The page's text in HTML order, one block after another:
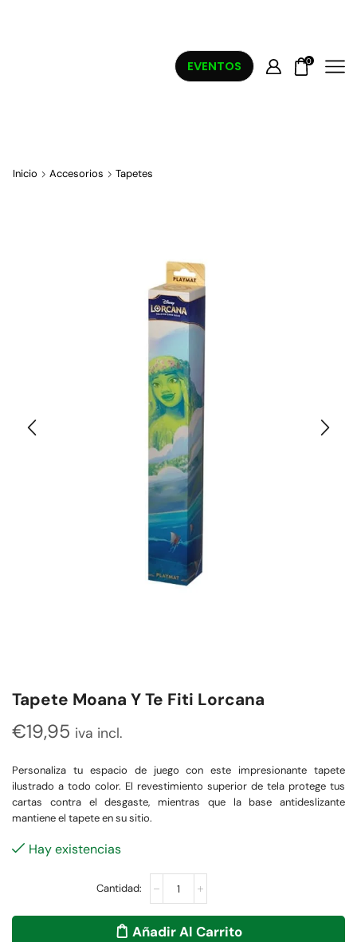
EVENTOS 0
Inicio Accesorios Tapetes
Tapete Moana Y Te Fiti Lorcana
€19,95 iva incl.
Personaliza tu espacio de juego con este impresionante tapete
ilustrado a todo color. El revestimiento superior de tela protege tus
cartas contra el desgaste, mientras que la base antideslizante
mantiene el tapete en su sitio.
Hay existencias
Añadir Al Carrito